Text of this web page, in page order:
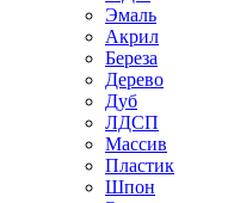
Эмаль
Акрил
Береза
Дерево
Дуб
ЛДСП
Массив
Пластик
Шпон